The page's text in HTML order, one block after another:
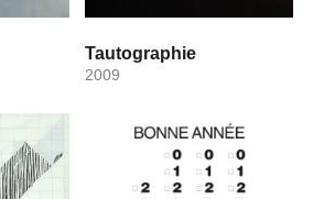
Tautographie
2009